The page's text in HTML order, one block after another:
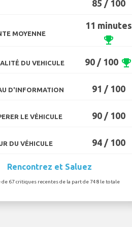
85 / 100
MOYENNE
11 minutes
emoji_events
DU VEHICULE 90 / 100 emoji_events
D'INFORMATION 91 / 100
LE VÉHICULE 90 / 100
DU VÉHICULE 94 / 100
Rencontrez et Saluez
de 67 critiques recentes de la part de 748 le totale